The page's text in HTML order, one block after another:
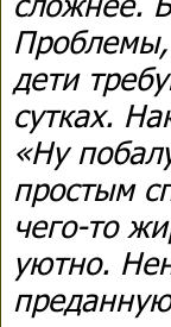
дети
сутках.
«Ну
простым
чего-то
уютно.